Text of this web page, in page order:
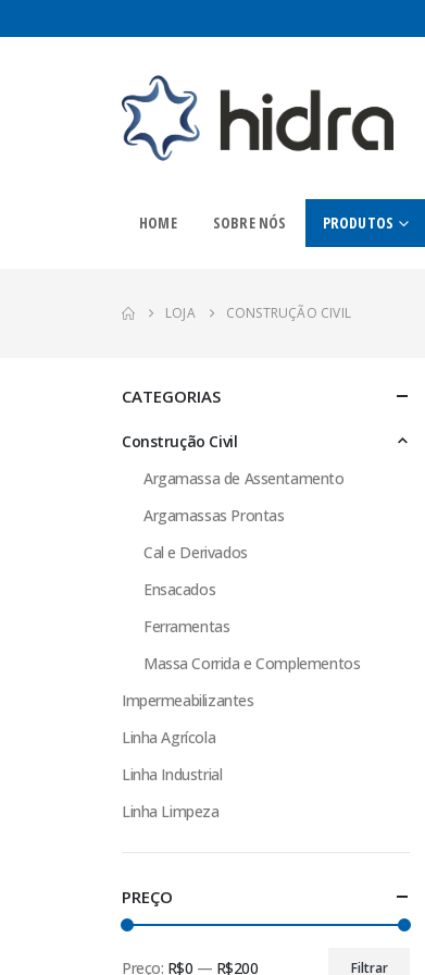
HOME SOBRE NÓS PRODUTOS
LOJA CONSTRUÇÃO CIVIL
CATEGORIAS
Construção Civil
Argamassa de Assentamento
Argamassas Prontas
Cal e Derivados
Ensacados
Ferramentas
Massa Corrida e Complementos
Impermeabilizantes
Linha Agrícola
Linha Industrial
Linha Limpeza
PREÇO
Filtrar
Preço: R$0 — R$200